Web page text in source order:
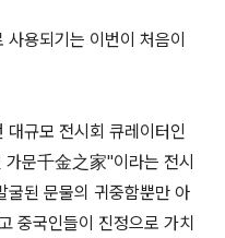
용되기는 이번이 처음이
규모 전시회 큐레이터인
문千金之家"이라는 전시
굴된 문물의 귀중함뿐만 아
중국인들이 진정으로 가치